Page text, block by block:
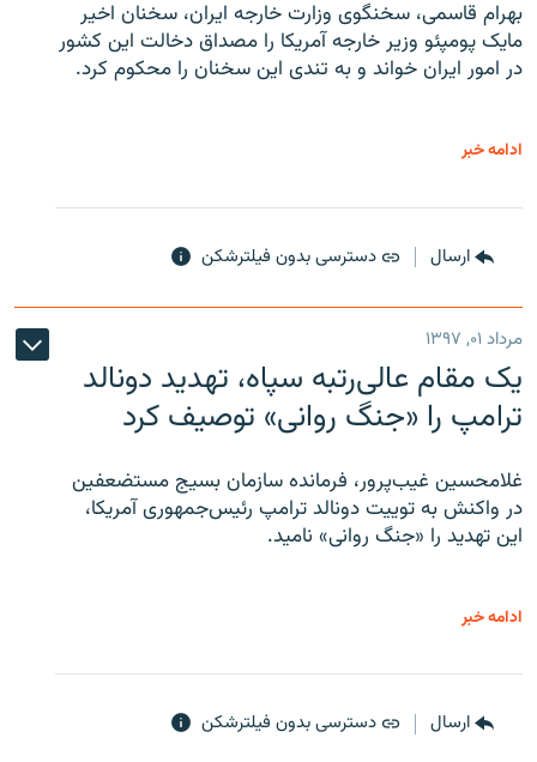
بهرام قاسمی، سخنگوی وزارت خارجه ایران، سخنان اخیر
مایک پومپئو وزیر خارجه آمریکا را مصداق دخالت این کشور
در امور ایران خواند و به تندی این سخنان را محکوم کرد.
ادامه خبر
ارسال دسترسی بدون فیلترشکن
مرداد ۰۱, ۱۳۹۷
یک مقام عالی‌رتبه سپاه، تهدید دونالد
ترامپ را «جنگ روانی» توصیف کرد
غلامحسین غیب‌پرور، فرمانده سازمان بسیج مستضعفین
در واکنش به توییت دونالد ترامپ رئیس‌جمهوری آمریکا،
این تهدید را «جنگ روانی» نامید.
ادامه خبر
ارسال دسترسی بدون فیلترشکن